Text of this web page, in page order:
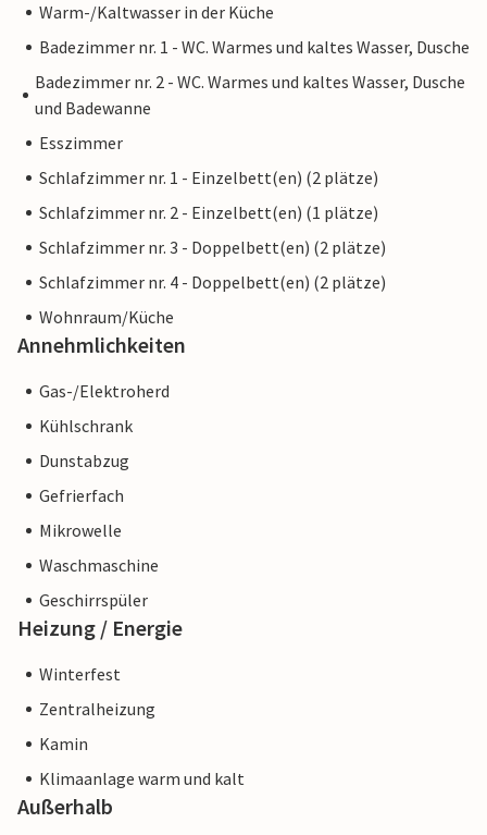
Warm-/Kaltwasser in der Küche
Badezimmer nr. 1 - WC. Warmes und kaltes Wasser, Dusche
Badezimmer nr. 2 - WC. Warmes und kaltes Wasser, Dusche
und Badewanne
Esszimmer
Schlafzimmer nr. 1 - Einzelbett(en) (2 plätze)
Schlafzimmer nr. 2 - Einzelbett(en) (1 plätze)
Schlafzimmer nr. 3 - Doppelbett(en) (2 plätze)
Schlafzimmer nr. 4 - Doppelbett(en) (2 plätze)
Wohnraum/Küche
Annehmlichkeiten
Gas-/Elektroherd
Kühlschrank
Dunstabzug
Gefrierfach
Mikrowelle
Waschmaschine
Geschirrspüler
Heizung / Energie
Winterfest
Zentralheizung
Kamin
Klimaanlage warm und kalt
Außerhalb